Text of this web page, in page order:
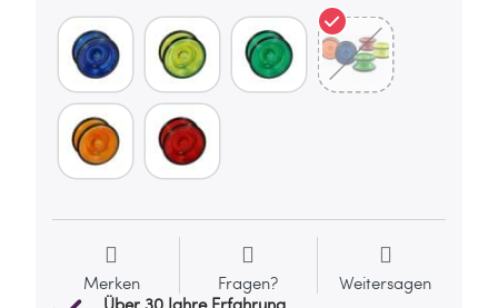
Merken Fragen?
Weitersagen
Über 30 Jahre Erfahrung